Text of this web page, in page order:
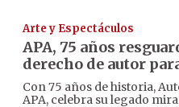
Arte y Espectáculos
APA, 75 años
derecho de autor
Con 75 años de historia,
APA, celebra su legado